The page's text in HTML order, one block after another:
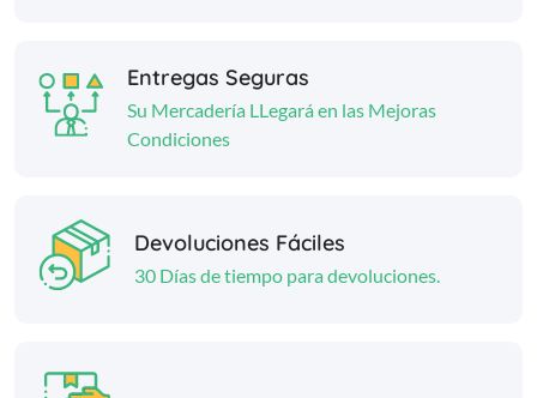
Entregas Seguras
Su Mercadería LLegará en las Mejoras
Condiciones
Devoluciones Fáciles
30 Días de tiempo para devoluciones.